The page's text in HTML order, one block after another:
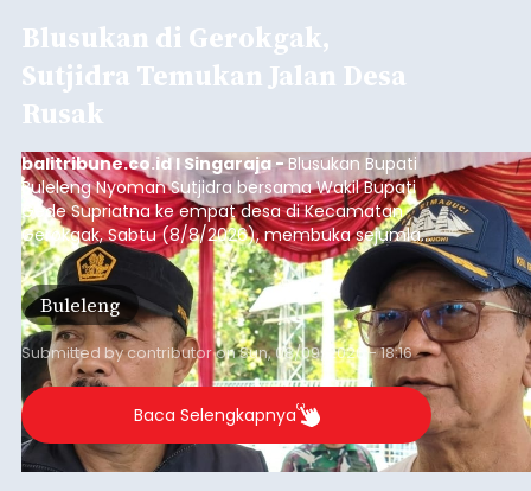
Blusukan di Gerokgak,
Sutjidra Temukan Jalan Desa
Rusak
balitribune.co.id I Singaraja - Blusukan Bupati
Buleleng Nyoman Sutjidra bersama Wakil Bupati
Gede Supriatna ke empat desa di Kecamatan
Gerokgak, Sabtu (8/8/2026), membuka sejumlah
persoalan yang masih dihadapi masyarakat. Dari
jalan desa yang rusak hingga potensi pertanian
yang belum optimal, semuanya menjadi
perhatian pemerintah daerah.
Buleleng
Submitted bycontributoronSun, 08/09/2026 - 18:16
Baca Selengkapnya